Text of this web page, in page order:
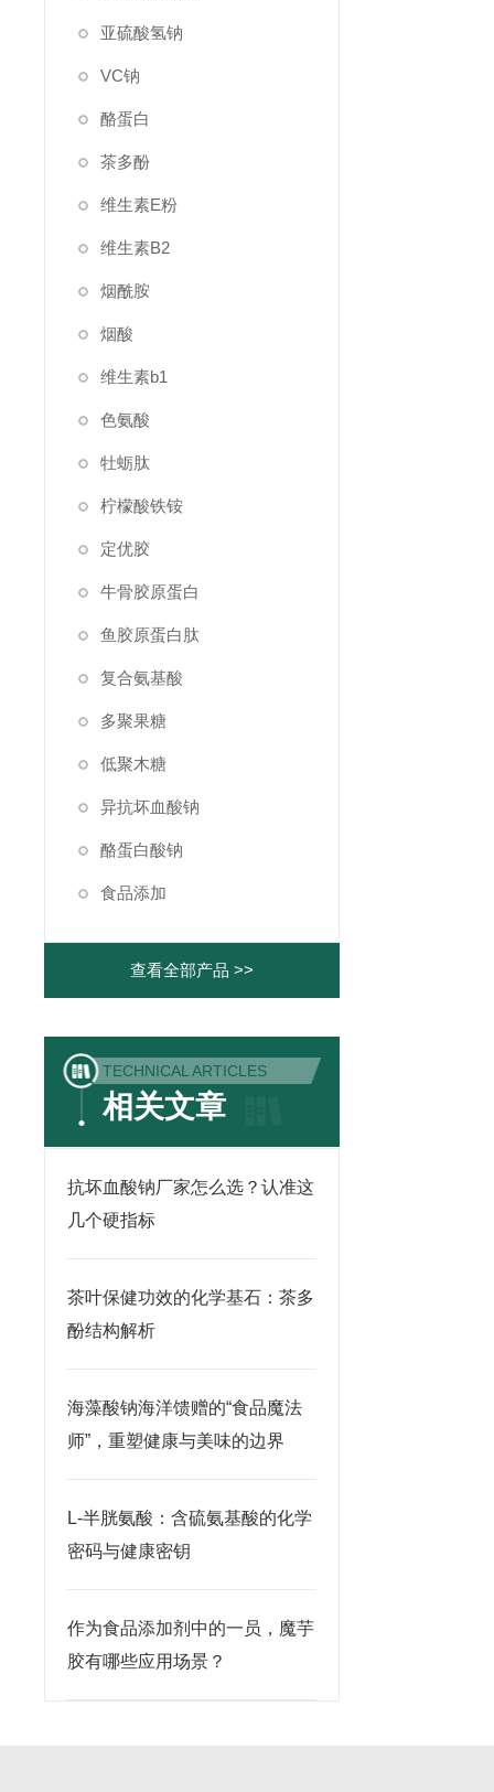
亚硫酸氢钠
VC钠
酪蛋白
茶多酚
维生素E粉
维生素B2
烟酰胺
烟酸
维生素b1
色氨酸
牡蛎肽
柠檬酸铁铵
定优胶
牛骨胶原蛋白
鱼胶原蛋白肽
复合氨基酸
多聚果糖
低聚木糖
异抗坏血酸钠
酪蛋白酸钠
食品添加
查看全部产品 >>
TECHNICAL ARTICLES
相关文章
抗坏血酸钠厂家怎么选？认准这
几个硬指标
茶叶保健功效的化学基石：茶多
酚结构解析
海藻酸钠海洋馈赠的“食品魔法
师”，重塑健康与美味的边界
L-半胱氨酸：含硫氨基酸的化学
密码与健康密钥
作为食品添加剂中的一员，魔芋
胶有哪些应用场景？